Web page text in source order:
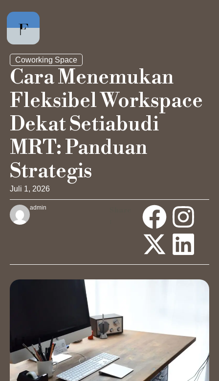
Private Office
Hot Desk
Akses Harian
Ruang Meeting
Ruang Acara
Ruang Pelatihan
Auditorium
Hubungi Kami
Book a Tour
Blog
Coworking Space
Cara Menemukan
Fleksibel Workspace
Dekat Setiabudi
MRT: Panduan
Strategis
Juli 1, 2026
admin